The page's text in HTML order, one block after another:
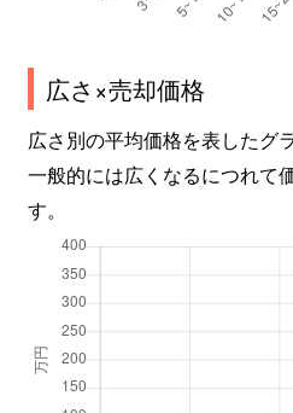
広さ×売却価格
広さ別の平均価格を表したグ
一般的には広くなるにつれて
す。